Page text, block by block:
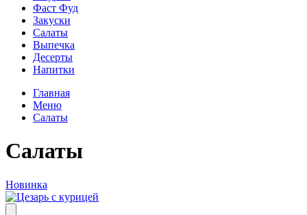
Фаст Фуд
Закуски
Салаты
Выпечка
Десерты
Напитки
Главная
Меню
Салаты
Салаты
Новинка